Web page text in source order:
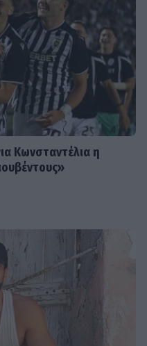
να
Κωνσταντέλια η